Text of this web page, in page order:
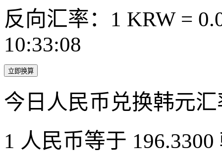
反向汇率：1 KRW =
10:33:08
立即换算
今日人民币兑换韩元
1 人民币等于